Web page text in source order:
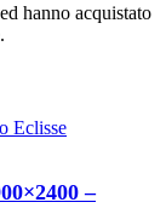
hanno acquistato